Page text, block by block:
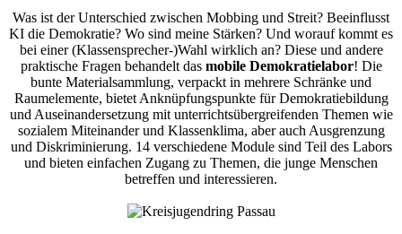
Was ist der Unterschied zwischen Mobbing und Streit? Beeinflusst
KI die Demokratie? Wo sind meine Stärken? Und worauf kommt es
bei einer (Klassensprecher-)Wahl wirklich an? Diese und andere
praktische Fragen behandelt das mobile Demokratielabor! Die
bunte Materialsammlung, verpackt in mehrere Schränke und
Raumelemente, bietet Anknüpfungspunkte für Demokratiebildung
und Auseinandersetzung mit unterrichtsübergreifenden Themen wie
sozialem Miteinander und Klassenklima, aber auch Ausgrenzung
und Diskriminierung. 14 verschiedene Module sind Teil des Labors
und bieten einfachen Zugang zu Themen, die junge Menschen
betreffen und interessieren.